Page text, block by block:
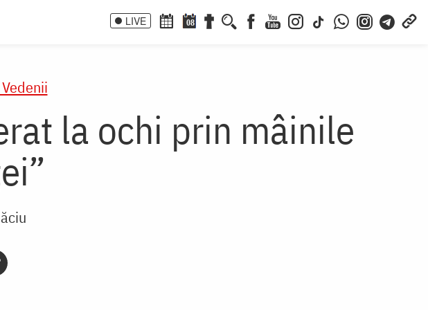
LIVE 08
la ochi prin mâinile